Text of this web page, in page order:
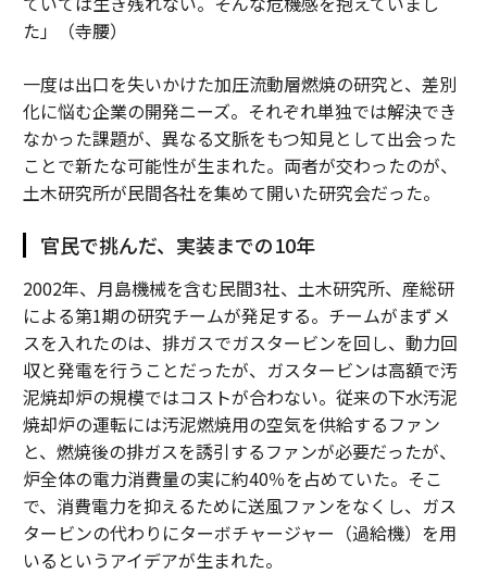
た」（寺腰）
一度は出口を失いかけた加圧流動層燃焼の研究と、差別
化に悩む企業の開発ニーズ。それぞれ単独では解決でき
なかった課題が、異なる文脈をもつ知見として出会った
ことで新たな可能性が生まれた。両者が交わったのが、
土木研究所が民間各社を集めて開いた研究会だった。
官民で挑んだ、実装までの10年
2002年、月島機械を含む民間3社、土木研究所、産総研
による第1期の研究チームが発足する。チームがまずメ
スを入れたのは、排ガスでガスタービンを回し、動力回
収と発電を行うことだったが、ガスタービンは高額で汚
泥焼却炉の規模ではコストが合わない。従来の下水汚泥
焼却炉の運転には汚泥燃焼用の空気を供給するファン
と、燃焼後の排ガスを誘引するファンが必要だったが、
炉全体の電力消費量の実に約40％を占めていた。そこ
で、消費電力を抑えるために送風ファンをなくし、ガス
タービンの代わりにターボチャージャー（過給機）を用
いるというアイデアが生まれた。